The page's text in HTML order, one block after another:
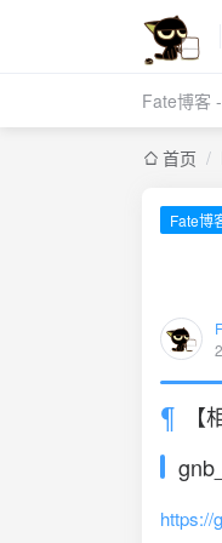
Fate博客
首页 /
Fate博
【
https://